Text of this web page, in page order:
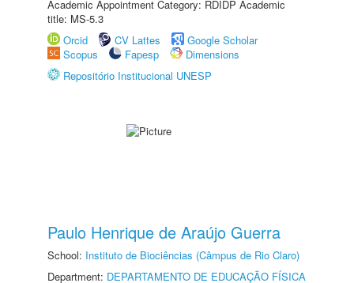
Academic Appointment Category: RDIDP Academic
title: MS-5.3
Orcid
CV Lattes
Google Scholar
Scopus
Fapesp
Dimensions
Repositório Institucional UNESP
Paulo Henrique de Araújo Guerra
School: Instituto de Biociências (Câmpus de Rio Claro)
Department: DEPARTAMENTO DE EDUCAÇÃO FÍSICA